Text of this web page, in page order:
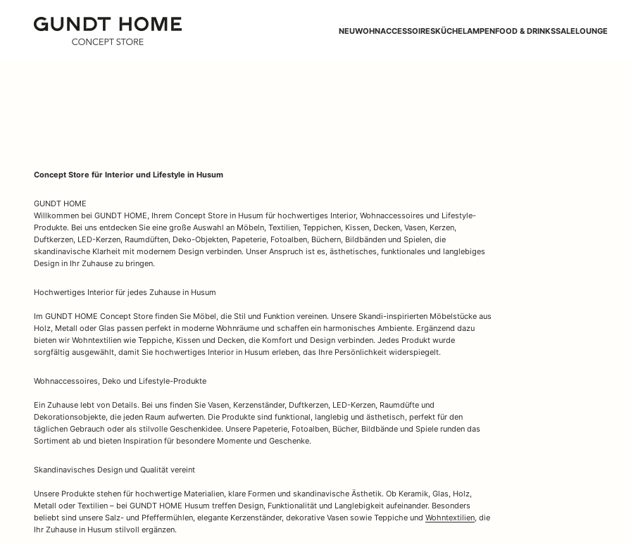
NEUWOHNACCESSOIRESKÜCHELAMPENFOOD & DRINKSSALELOUNGE
GUNDT HOME
Concept Store für Interior und Lifestyle in Husum
GUNDT HOME
Willkommen bei GUNDT HOME, Ihrem Concept Store in Husum für hochwertiges Interior, Wohnaccessoires und Lifestyle-
Produkte. Bei uns entdecken Sie eine große Auswahl an Möbeln, Textilien, Teppichen, Kissen, Decken, Vasen, Kerzen,
Duftkerzen, LED-Kerzen, Raumdüften, Deko-Objekten, Papeterie, Fotoalben, Büchern, Bildbänden und Spielen, die
skandinavische Klarheit mit modernem Design verbinden. Unser Anspruch ist es, ästhetisches, funktionales und langlebiges
Design in Ihr Zuhause zu bringen.
Hochwertiges Interior für jedes Zuhause in Husum
Im GUNDT HOME Concept Store finden Sie Möbel, die Stil und Funktion vereinen. Unsere Skandi-inspirierten Möbelstücke aus
Holz, Metall oder Glas passen perfekt in moderne Wohnräume und schaffen ein harmonisches Ambiente. Ergänzend dazu
bieten wir Wohntextilien wie Teppiche, Kissen und Decken, die Komfort und Design verbinden. Jedes Produkt wurde
sorgfältig ausgewählt, damit Sie hochwertiges Interior in Husum erleben, das Ihre Persönlichkeit widerspiegelt.
Wohnaccessoires, Deko und Lifestyle-Produkte
Ein Zuhause lebt von Details. Bei uns finden Sie Vasen, Kerzenständer, Duftkerzen, LED-Kerzen, Raumdüfte und
Dekorationsobjekte, die jeden Raum aufwerten. Die Produkte sind funktional, langlebig und ästhetisch, perfekt für den
täglichen Gebrauch oder als stilvolle Geschenkidee. Unsere Papeterie, Fotoalben, Bücher, Bildbände und Spiele runden das
Sortiment ab und bieten Inspiration für besondere Momente und Geschenke.
Skandinavisches Design und Qualität vereint
Unsere Produkte stehen für hochwertige Materialien, klare Formen und skandinavische Ästhetik. Ob Keramik, Glas, Holz,
Metall oder Textilien – bei GUNDT HOME Husum treffen Design, Funktionalität und Langlebigkeit aufeinander. Besonders
beliebt sind unsere Salz- und Pfeffermühlen, elegante Kerzenständer, dekorative Vasen sowie Teppiche und Wohntextilien, die
Ihr Zuhause in Husum stilvoll ergänzen.